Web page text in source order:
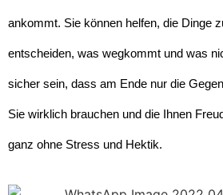
ankommt. Sie können helfen, die Dinge
entscheiden, was wegkommt und was
sicher sein, dass am Ende nur die
Sie wirklich brauchen und die Ihnen
ganz ohne Stress und Hektik.